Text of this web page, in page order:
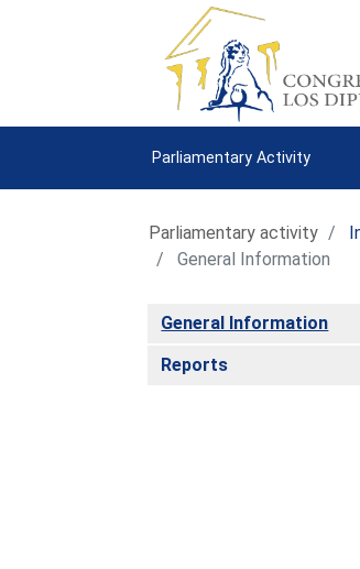
Parliamentary Activity
Parliamentary activity
General Information
General Information
Reports